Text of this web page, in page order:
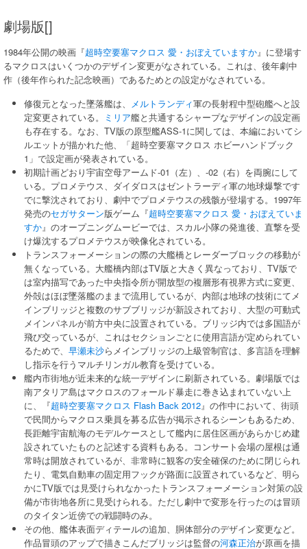
劇場版[]
1984年公開の映画『超時空要塞マクロス 愛・おぼえていますか』に登場す
るマクロスはいくつかのデザイン変更がなされている。これは、後年劇中
作（後年作られた記念映画）であるためとの設定がなされている。
修復元となった墜落艦は、
メルトランディ軍の長射程中型砲艦へと設
定変更されている。
ミリア艦と共通するシャープなデザインの設定画
も存在する。なお、TV版の原型艦ASS-1に関しては、本編においてシ
ルエットが描かれた他、「超時空要塞マクロス ホビーハンドブック
1」で設定画が発表されている。
初期計画どおり宇宙空母アームド-01（左）、-02（右）を両腕にして
いる。プロメテウス、ダイダロスはゼントラーディ軍の地球爆撃です
でに撃沈されており、劇中でプロメテウスの残骸が登場する。1997年
発売のセガサターン版ゲーム『超時空要塞マクロス 愛・おぼえていま
すか』のオープニングムービーでは、スカル小隊の発進後、直撃を受
け爆沈するプロメテウスが映像化されている。
トランスフォーメーションの際の大艦橋とレーダーブロックの移動が
無くなっている。大艦橋内部はTV版と大きく異なっており、TV版で
は室内描写であった中央指令所が開放型の複層形有視界方式に変更、
外殻はほぼ墜落艦のままで流用しているが、内部は地球の技術にてメ
インブリッジと複数のサブブリッジが新設されており、大型の可動式
メインパネルが前方中央に設置されている。ブリッジ内では多国語が
飛び交っているが、これはセクションごとに使用言語が定められてい
るためで、 早瀬未沙らメインブリッジの上級管制官は、多言語を理解
し指示を行うマルチリンガル教育を受けている。
艦内市街地が近未来的な統一デザインに刷新されている。劇場版では
南アタリア島はマクロスのフォールド暴走に巻き込まれていない上
に、『超時空要塞マクロス Flash Back 2012』の作中において、街頭
で民間からマクロス乗員を募る広告が掲示されるシーンもあるため、
長距離宇宙航海のモデルケースとして艦内に居住区画があらかじめ建
設されていたものと記述する資料もある。コンサート会場の屋根は通
常時は開放されているが、非常時に観客の安全確保のために閉じられ
たり、電気自動車の固定用フックが路面に設置されているなど、明ら
かにTV版では見受けられなかったトランスフォーメーション対策の設
備が市街地各所に見受けられる。ただし劇中で変形を行ったのは冒頭
のタイタン近傍での戦闘時のみ。
その他、艦体表面ディテールの追加、胴体部分のデザイン変更など。
作品冒頭のアップで描きこんだブリッジは監督の河森正治が原画を描